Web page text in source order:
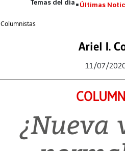
Últimas
Columnistas
Ariel I.
11/07/
¿Nueva